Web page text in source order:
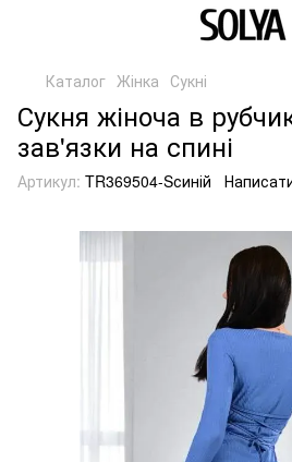
Каталог Жінка Сукні
Сукня жіноча в
зав'язки на спині
Артикул: TR369504-Sсиній